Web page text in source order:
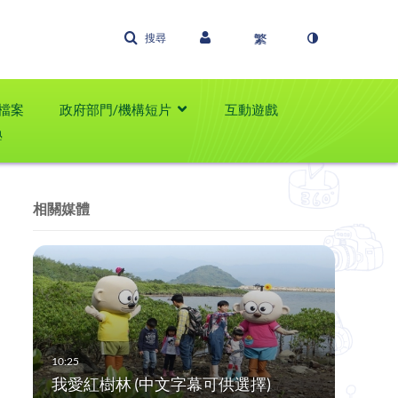
搜尋
案 政府部門/機構短片
互動遊戲
相關媒體
我愛紅樹林 (中文字幕可供選擇)